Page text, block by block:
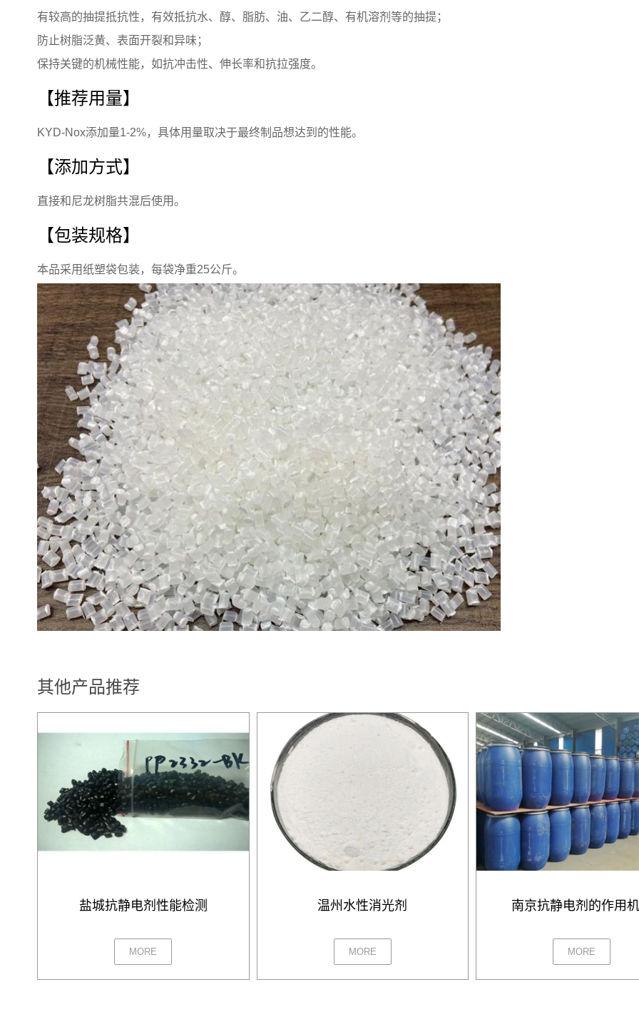
有较高的抽提抵抗性，有效抵抗水、醇、脂肪、油、乙二醇、有机溶剂等的抽提；
防止树脂泛黄、表面开裂和异味；
保持关键的机械性能，如抗冲击性、伸长率和抗拉强度。
【推荐用量】
KYD-Nox添加量1-2%，具体用量取决于最终制品想达到的性能。
【添加方式】
直接和尼龙树脂共混后使用。
【包装规格】
本品采用纸塑袋包装，每袋净重25公斤。
其他产品推荐
盐城抗静电剂性能检测
MORE
温州水性消光剂
MORE
南京抗静电剂的作用
MORE